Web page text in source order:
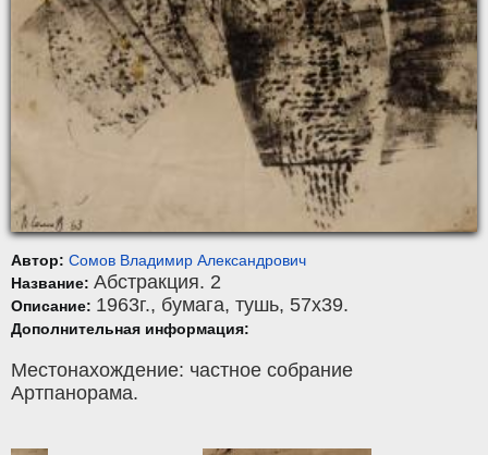
Автор: Сомов Владимир Александрович
Название: Абстракция. 2
Описание: 1963г., бумага, тушь, 57x39.
Дополнительная информация:
Местонахождение: частное собрание
Артпанорама.